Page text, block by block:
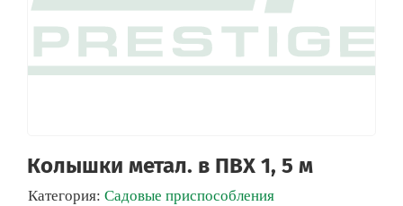
Колышки метал. в ПВХ 1, 5 м
Категория: Садовые приспособления